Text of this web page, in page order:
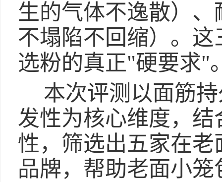
生的气体不逸散）
不塌陷不回缩）。
选粉的真正"硬要求"
本次评测以面筋
发性为核心维度，
性，筛选出五家在
品牌，帮助老面小